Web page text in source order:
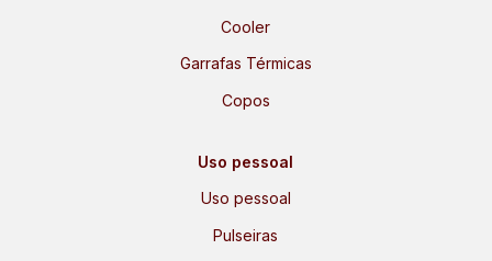
Cooler
Garrafas Térmicas
Copos
Uso pessoal
Uso pessoal
Pulseiras